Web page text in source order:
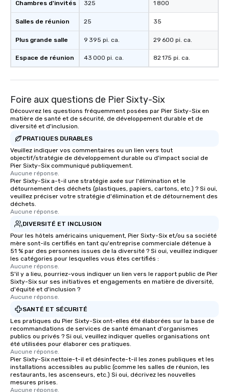
Chambres d'invités
Salles de réunion
Plus grande salle
Espace de réunion
325
25
9 395 pi. ca.
43 000 pi. ca.
1 800
35
29 600 pi. ca.
82 175 pi. ca.
Foire aux questions de Pier Sixty-Six
Découvrez les questions fréquemment posées par Pier Sixty-Six en
matière de santé et de sécurité, de développement durable et de
diversité et d'inclusion.
PRATIQUES DURABLES
Veuillez indiquer vos commentaires ou un lien vers tout
objectif/stratégie de développement durable ou d'impact social de
Pier Sixty-Six communiqué publiquement.
Aucune réponse.
Pier Sixty-Six a-t-il une stratégie axée sur l'élimination et le
détournement des déchets (plastiques, papiers, cartons, etc.) ? Si oui,
veuillez préciser votre stratégie d'élimination et de détournement des
déchets.
Aucune réponse.
DIVERSITÉ ET INCLUSION
Pour les hôtels américains uniquement, Pier Sixty-Six et/ou sa société
mère sont-ils certifiés en tant qu'entreprise commerciale détenue à
51 % par des personnes issues de la diversité ? Si oui, veuillez indiquer
les catégories pour lesquelles vous êtes certifiés :
Aucune réponse.
S'il y a lieu, pourriez-vous indiquer un lien vers le rapport public de Pier
Sixty-Six sur ses initiatives et engagements en matière de diversité,
d'équité et d'inclusion ?
Aucune réponse.
SANTÉ ET SÉCURITÉ
Les pratiques du Pier Sixty-Six ont-elles été élaborées sur la base de
recommandations de services de santé émanant d'organismes
publics ou privés ? Si oui, veuillez indiquer quelles organisations ont
été utilisées pour élaborer ces pratiques.
Aucune réponse.
Pier Sixty-Six nettoie-t-il et désinfecte-t-il les zones publiques et les
installations accessibles au public (comme les salles de réunion, les
restaurants, les ascenseurs, etc.) Si oui, décrivez les nouvelles
mesures prises.
Aucune réponse.